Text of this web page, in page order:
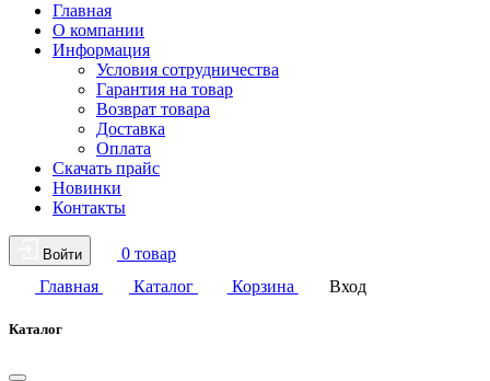
Главная
О компании
Информация
Условия сотрудничества
Гарантия на товар
Возврат товара
Доставка
Оплата
Скачать прайс
Новинки
Контакты
Войти
0 товар
Главная
Каталог Корзина Вход
Каталог